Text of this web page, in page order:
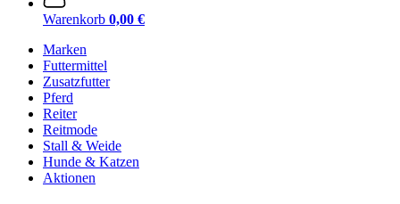
Warenkorb 0,00 €
Marken
Futtermittel
Zusatzfutter
Pferd
Reiter
Reitmode
Stall & Weide
Hunde & Katzen
Aktionen